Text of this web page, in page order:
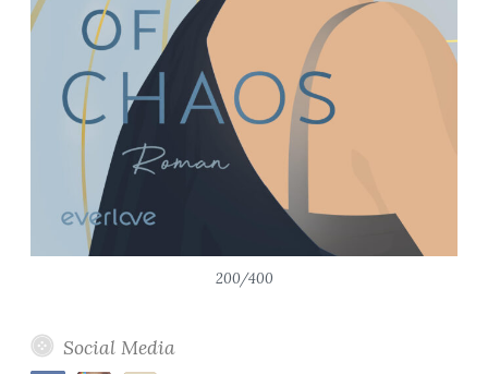
200/400
Social Media